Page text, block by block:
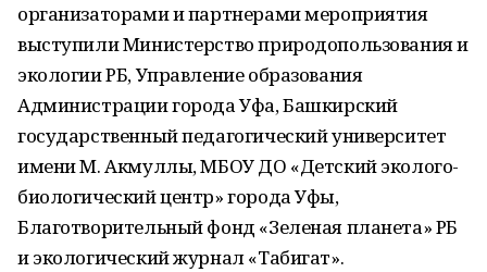
организаторами и партнерами мероприятия
выступили Министерство природопользования и
экологии РБ, Управление образования
Администрации города Уфа, Башкирский
государственный педагогический университет
имени М. Акмуллы, МБОУ ДО «Детский эколого-
биологический центр» города Уфы,
Благотворительный фонд «Зеленая планета» РБ
и экологический журнал «Табигат».